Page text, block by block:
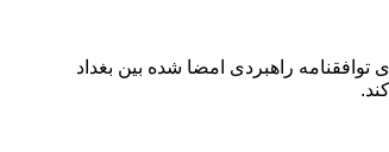
راهبردی امضا شده بین بغداد
.